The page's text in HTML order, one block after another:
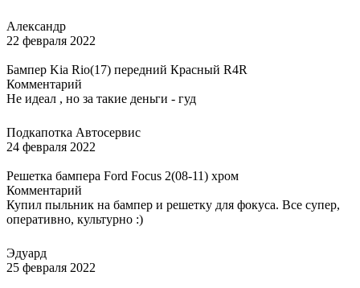
Александр
22 февраля 2022
Бампер Kia Rio(17) передний Красный R4R
Комментарий
Не идеал , но за такие деньги - гуд
Подкапотка Автосервис
24 февраля 2022
Решетка бампера Ford Focus 2(08-11) хром
Комментарий
Купил пыльник на бампер и решетку для фокуса. Все супер,
оперативно, культурно :)
Эдуард
25 февраля 2022